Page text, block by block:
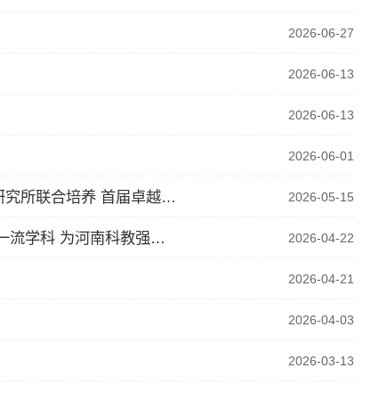
2026-06-27
2026-06-13
2026-06-13
2026-06-01
2026-05-15
校所携手育英才，协同培养结硕果 华北水利水电大学与水利部牧区水利科学研究所联合培养 首届卓越工程创新…
2026-04-22
河南日报：刘宁到华北水利水电大学调研推动工作时强调 立足水利事业 建设一流学科 为河南科教强省建设贡…
2026-04-21
2026-04-03
2026-03-13